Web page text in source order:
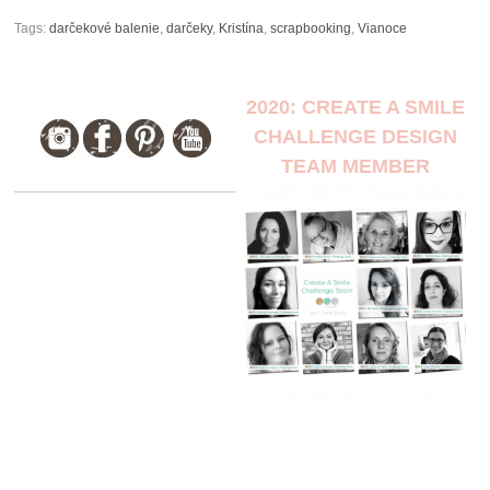
Tags:darčekové balenie,darčeky, Kristína,scrapbooking,Vianoce
2020: CREATE A SMILE
CHALLENGE DESIGN
TEAM MEMBER